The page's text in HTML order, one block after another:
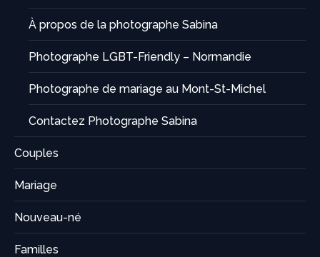
À propos de la photographe Sabina
Photographe LGBT-Friendly – Normandie
Photographe de mariage au Mont-St-Michel
Contactez Photographe Sabina
Couples
Mariage
Nouveau-né
Familles